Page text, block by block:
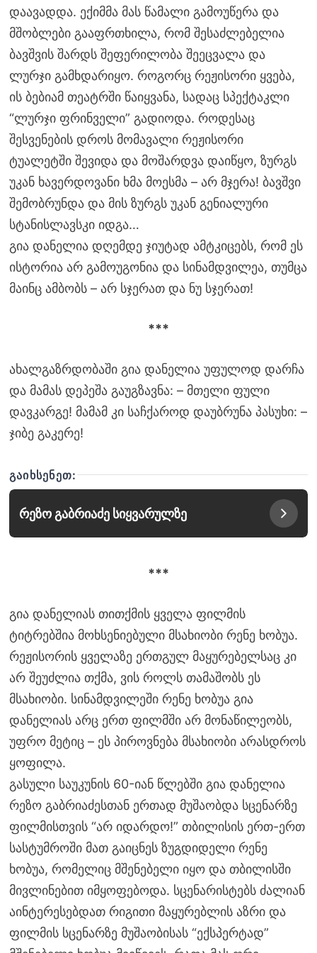
დაავადდა. ექიმმა მას წამალი გამოუწერა და
მშობლები გააფრთხილა, რომ შესაძლებელია
ბავშვის შარდს შეფერილობა შეეცვალა და
ლურჯი გამხდარიყო. როგორც რეჟისორი ყვება,
ის ბებიამ თეატრში წაიყვანა, სადაც სპექტაკლი
“ლურჯი ფრინველი” გადიოდა. როდესაც
შესვენების დროს მომავალი რეჟისორი
ტუალეტში შევიდა და მოშარდვა დაიწყო, ზურგს
უკან ხავერდოვანი ხმა მოესმა – არ მჯერა! ბავშვი
შემობრუნდა და მის ზურგს უკან გენიალური
სტანისლავსკი იდგა…
გია დანელია დღემდე ჯიუტად ამტკიცებს, რომ ეს
ისტორია არ გამოუგონია და სინამდვილეა, თუმცა
მაინც ამბობს – არ სჯერათ და ნუ სჯერათ!
***
ახალგაზრდობაში გია დანელია უფულოდ დარჩა
და მამას დეპეშა გაუგზავნა: – მთელი ფული
დავკარგე! მამამ კი საჩქაროდ დაუბრუნა პასუხი: –
ჯიბე გაკერე!
ᲒᲐᲘᲮᲡᲔᲜᲔᲗ:
რეზო გაბრიაძე სიყვარულზე
***
გია დანელიას თითქმის ყველა ფილმის
ტიტრებშია მოხსენიებული მსახიობი რენე ხობუა.
რეჟისორის ყველაზე ერთგულ მაყურებელსაც კი
არ შეუძლია თქმა, ვის როლს თამაშობს ეს
მსახიობი. სინამდვილეში რენე ხობუა გია
დანელიას არც ერთ ფილმში არ მონაწილეობს,
უფრო მეტიც – ეს პიროვნება მსახიობი არასდროს
ყოფილა.
გასული საუკუნის 60-იან წლებში გია დანელია
რეზო გაბრიაძესთან ერთად მუშაობდა სცენარზე
ფილმისთვის “არ იდარდო!” თბილისის ერთ-ერთ
სასტუმროში მათ გაიცნეს ზუგდიდელი რენე
ხობუა, რომელიც მშენებელი იყო და თბილისში
მივლინებით იმყოფებოდა. სცენარისტებს ძალიან
აინტერესებდათ რიგითი მაყურებლის აზრი და
ფილმის სცენარზე მუშაობისას “ექსპერტად”